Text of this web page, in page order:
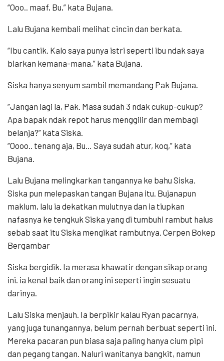
“Ooo.. maaf, Bu,” kata Bujana.
Lalu Bujana kembali melihat cincin dan berkata.
“Ibu cantik. Kalo saya punya istri seperti ibu ndak saya
biarkan kemana-mana,” kata Bujana.
Siska hanya senyum sambil memandang Pak Bujana.
“Jangan lagi la, Pak. Masa sudah 3 ndak cukup-cukup?
Apa bapak ndak repot harus menggilir dan membagi
belanja?” kata Siska.
“Oooo.. tenang aja, Bu… Saya sudah atur, koq,” kata
Bujana.
Lalu Bujana melingkarkan tangannya ke bahu Siska.
Siska pun melepaskan tangan Bujana itu. Bujanapun
maklum, lalu ia dekatkan mulutnya dan ia tiupkan
nafasnya ke tengkuk Siska yang di tumbuhi rambut halus
sebab saat itu Siska mengikat rambutnya. Cerpen Bokep
Bergambar
Siska bergidik. Ia merasa khawatir dengan sikap orang
ini. ia kenal baik dan orang ini seperti ingin sesuatu
darinya.
Lalu Siska menjauh. Ia berpikir kalau Ryan pacarnya,
yang juga tunangannya, belum pernah berbuat seperti ini.
Mereka pacaran pun biasa saja paling hanya cium pipi
dan pegang tangan. Naluri wanitanya bangkit, namun